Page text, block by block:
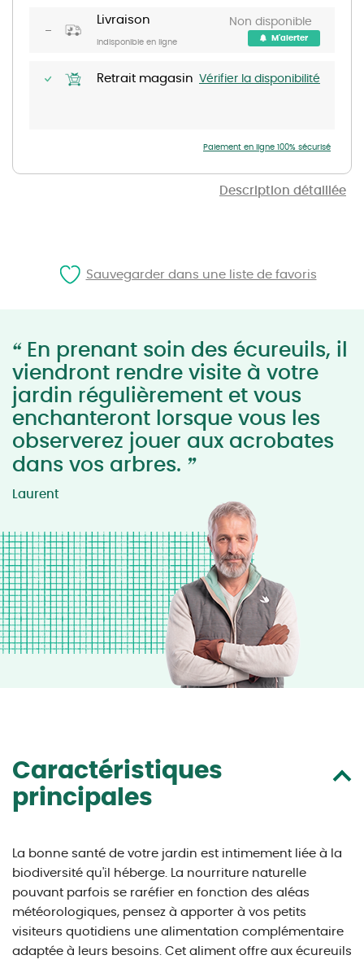
Description détaillée
Livraison
Indisponible en ligne
Non disponible
M'alerter
Retrait magasin Vérifier la disponibilité
Paiement en ligne 100% sécurisé
“ En prenant soin des écureuils, il
viendront rendre visite à votre
jardin régulièrement et vous
enchanteront lorsque vous les
observerez jouer aux acrobates
dans vos arbres. ”
Laurent
Caractéristiques
principales
La bonne santé de votre jardin est intimement liée à la
biodiversité qu'il héberge. La nourriture naturelle
pouvant parfois se raréfier en fonction des aléas
météorologiques, pensez à apporter à vos petits
visiteurs quotidiens une alimentation complémentaire
adaptée à leurs besoins. Cet aliment offre aux écureuils
Sauvegarder dans une liste de favoris